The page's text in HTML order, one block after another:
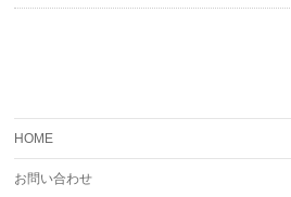
HOME
お問い合わせ